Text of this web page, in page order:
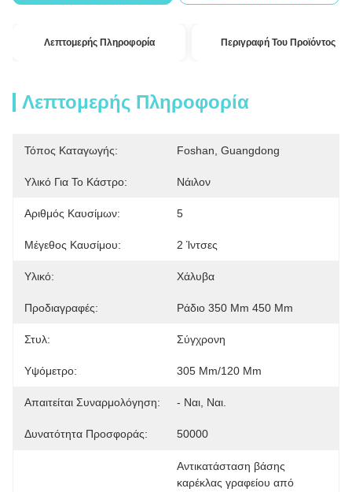
Λεπτομερής Πληροφορία Περιγραφή Του Προϊόντος
Λεπτομερής Πληροφορία
Τόπος Καταγωγής: Foshan, Guangdong
Υλικό Για Το Κάστρο: Νάιλον
Αριθμός Καυσίμων: 5
Μέγεθος Καυσίμου: 2 Ίντσες
Υλικό: Χάλυβα
Προδιαγραφές: Ράδιο 350 Mm 450 Mm
Στυλ: Σύγχρονη
Υψόμετρο: 305 Mm/120 Mm
Απαιτείται Συναρμολόγηση: - Ναι, Ναι.
Δυνατότητα Προσφοράς: 50000
Αντικατάσταση βάσης
καρέκλας γραφείου από